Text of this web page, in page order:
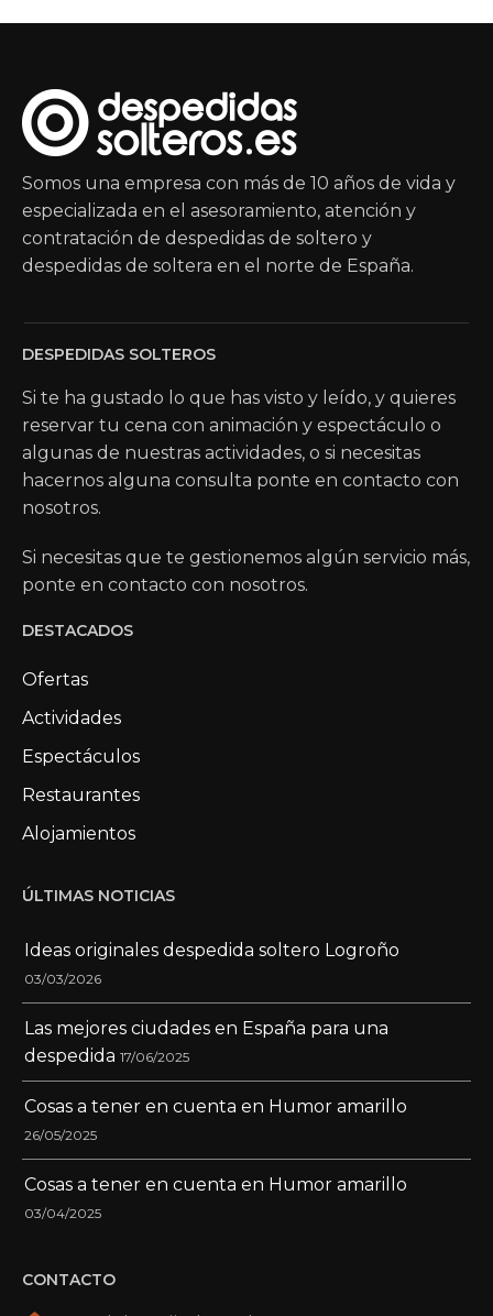
Somos una empresa con más de 10 años de vida y
especializada en el asesoramiento, atención y
contratación de despedidas de soltero y
despedidas de soltera en el norte de España.
DESPEDIDAS SOLTEROS
Si te ha gustado lo que has visto y leído, y quieres
reservar tu cena con animación y espectáculo o
algunas de nuestras actividades, o si necesitas
hacernos alguna consulta ponte en contacto con
nosotros.
Si necesitas que te gestionemos algún servicio más,
ponte en contacto con nosotros.
DESTACADOS
Ofertas
Actividades
Espectáculos
Restaurantes
Alojamientos
ÚLTIMAS NOTICIAS
Ideas originales despedida soltero Logroño
03/03/2026
Las mejores ciudades en España para una
despedida 17/06/2025
Cosas a tener en cuenta en Humor amarillo
26/05/2025
Cosas a tener en cuenta en Humor amarillo
03/04/2025
CONTACTO